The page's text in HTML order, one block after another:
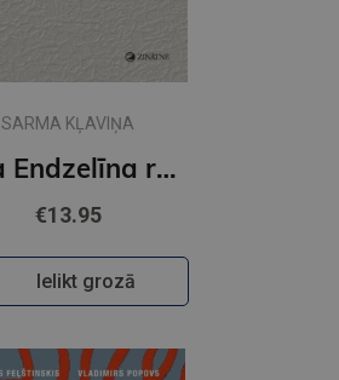
SARMA KĻAVIŅA
Jāņa Endzelīna radītie Baltistikas stūrakmeņi
€13.95
Ielikt grozā